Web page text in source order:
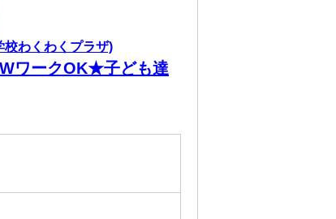
校わくわくプラザ)
WワークOK★子ども達